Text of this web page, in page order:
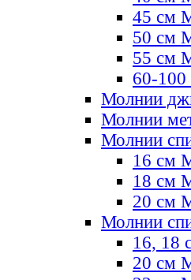
45 см
50 см
55 см
60-100
Молнии
Молнии
Молнии
16 см
18 см
20 см
Молнии
16, 18
20 см